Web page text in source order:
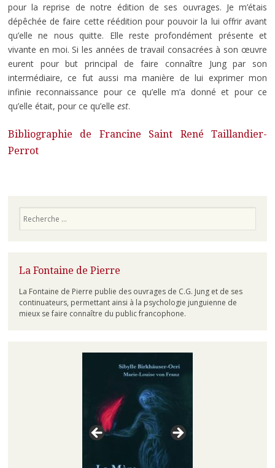
pour la reprise de notre édition de ses ouvrages. Je m’étais
dépêchée de faire cette réédition pour pouvoir la lui offrir avant
qu’elle ne nous quitte. Elle reste profondément présente et
vivante en moi. Si les années de travail consacrées à son œuvre
eurent pour but principal de faire connaître Jung par son
intermédiaire, ce fut aussi ma manière de lui exprimer mon
infinie reconnaissance pour ce qu’elle m’a donné et pour ce
qu’elle était, pour ce qu’elle est.
Bibliographie de Francine Saint René Taillandier-
Perrot
La Fontaine de Pierre
La Fontaine de Pierre publie des ouvrages de C.G. Jung et de ses
continuateurs, permettant ainsi à la psychologie junguienne de
mieux se faire connaître du public francophone.